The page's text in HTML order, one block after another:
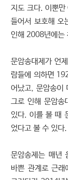
지도 크다. 이뿐만
들어서 보호해 오
인해 2008년에는
문암송대제가 언
람들에 의하면
어났고, 문암송이
그로 인해 문암송
있다. 이를 볼 때
었다고 볼 수 있다.
문암송제는 매년
바쁜 관계로 근